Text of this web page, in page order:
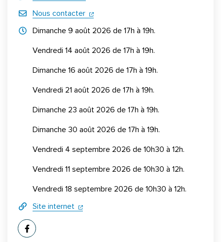
Nous contacter
(ouverture dans un nouvel onglet)
Horraires d'ouverture
Dimanche 9 août 2026 de 17h à 19h.
Vendredi 14 août 2026 de 17h à 19h.
Dimanche 16 août 2026 de 17h à 19h.
Vendredi 21 août 2026 de 17h à 19h.
Dimanche 23 août 2026 de 17h à 19h.
Dimanche 30 août 2026 de 17h à 19h.
Vendredi 4 septembre 2026 de 10h30 à 12h.
Vendredi 11 septembre 2026 de 10h30 à 12h.
Vendredi 18 septembre 2026 de 10h30 à 12h.
Site internet (ouverture dans un nouvel onglet)
(ouverture dans un nouvel onglet)